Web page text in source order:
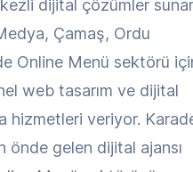
dijital çözümler
Çamaş, Ordu
Online Menü sektörü
web tasarım ve dijital
hizmetleri veriyor.
önde gelen dijital ajansı